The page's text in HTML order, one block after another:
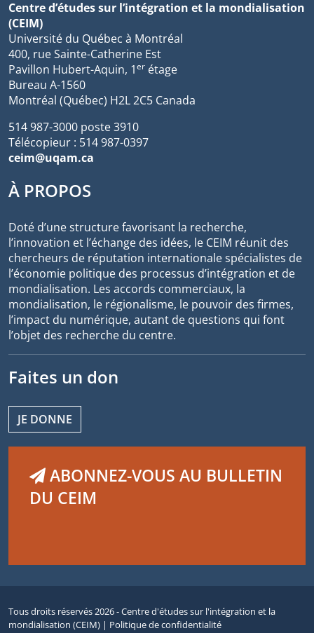
Centre d’études sur l’intégration et la mondialisation
(CEIM)
Université du Québec à Montréal
400, rue Sainte-Catherine Est
Pavillon Hubert-Aquin, 1er étage
Bureau A-1560
Montréal (Québec) H2L 2C5 Canada
514 987-3000 poste 3910
Télécopieur : 514 987-0397
ceim@uqam.ca
À PROPOS
Doté d’une structure favorisant la recherche,
l’innovation et l’échange des idées, le CEIM réunit des
chercheurs de réputation internationale spécialistes de
l’économie politique des processus d’intégration et de
mondialisation. Les accords commerciaux, la
mondialisation, le régionalisme, le pouvoir des firmes,
l’impact du numérique, autant de questions qui font
l’objet des recherche du centre.
Faites un don
JE DONNE
ABONNEZ-VOUS AU BULLETIN
DU CEIM
Tous droits réservés 2026 - Centre d'études sur l'intégration et la
mondialisation (CEIM) | Politique de confidentialité